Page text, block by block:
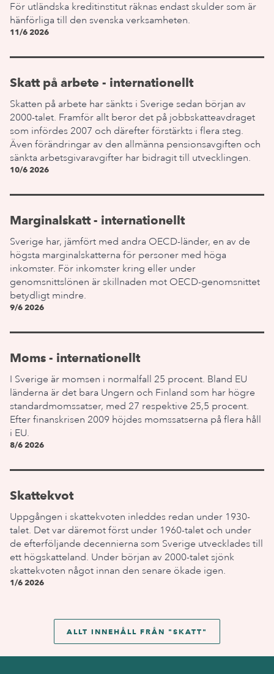
För utländska kreditinstitut räknas endast skulder som är
hänförliga till den svenska verksamheten.
11/6 2026
Skatt på arbete - internationellt
Skatten på arbete har sänkts i Sverige sedan början av
2000-talet. Framför allt beror det på jobbskatteavdraget
som infördes 2007 och därefter förstärkts i flera steg.
Även förändringar av den allmänna pensionsavgiften och
sänkta arbetsgivaravgifter har bidragit till utvecklingen.
10/6 2026
Marginalskatt - internationellt
Sverige har, jämfört med andra OECD-länder, en av de
högsta marginalskatterna för personer med höga
inkomster. För inkomster kring eller under
genomsnittslönen är skillnaden mot OECD-genomsnittet
betydligt mindre.
9/6 2026
Moms - internationellt
I Sverige är momsen i normalfall 25 procent. Bland EU
länderna är det bara Ungern och Finland som har högre
standardmomssatser, med 27 respektive 25,5 procent.
Efter finanskrisen 2009 höjdes momssatserna på flera håll
i EU.
8/6 2026
Skattekvot
Uppgången i skattekvoten inleddes redan under 1930-
talet. Det var däremot först under 1960-talet och under
de efterföljande decennierna som Sverige utvecklades till
ett högskatteland. Under början av 2000-talet sjönk
skattekvoten något innan den senare ökade igen.
1/6 2026
ALLT INNEHÅLL FRÅN " SKATT "